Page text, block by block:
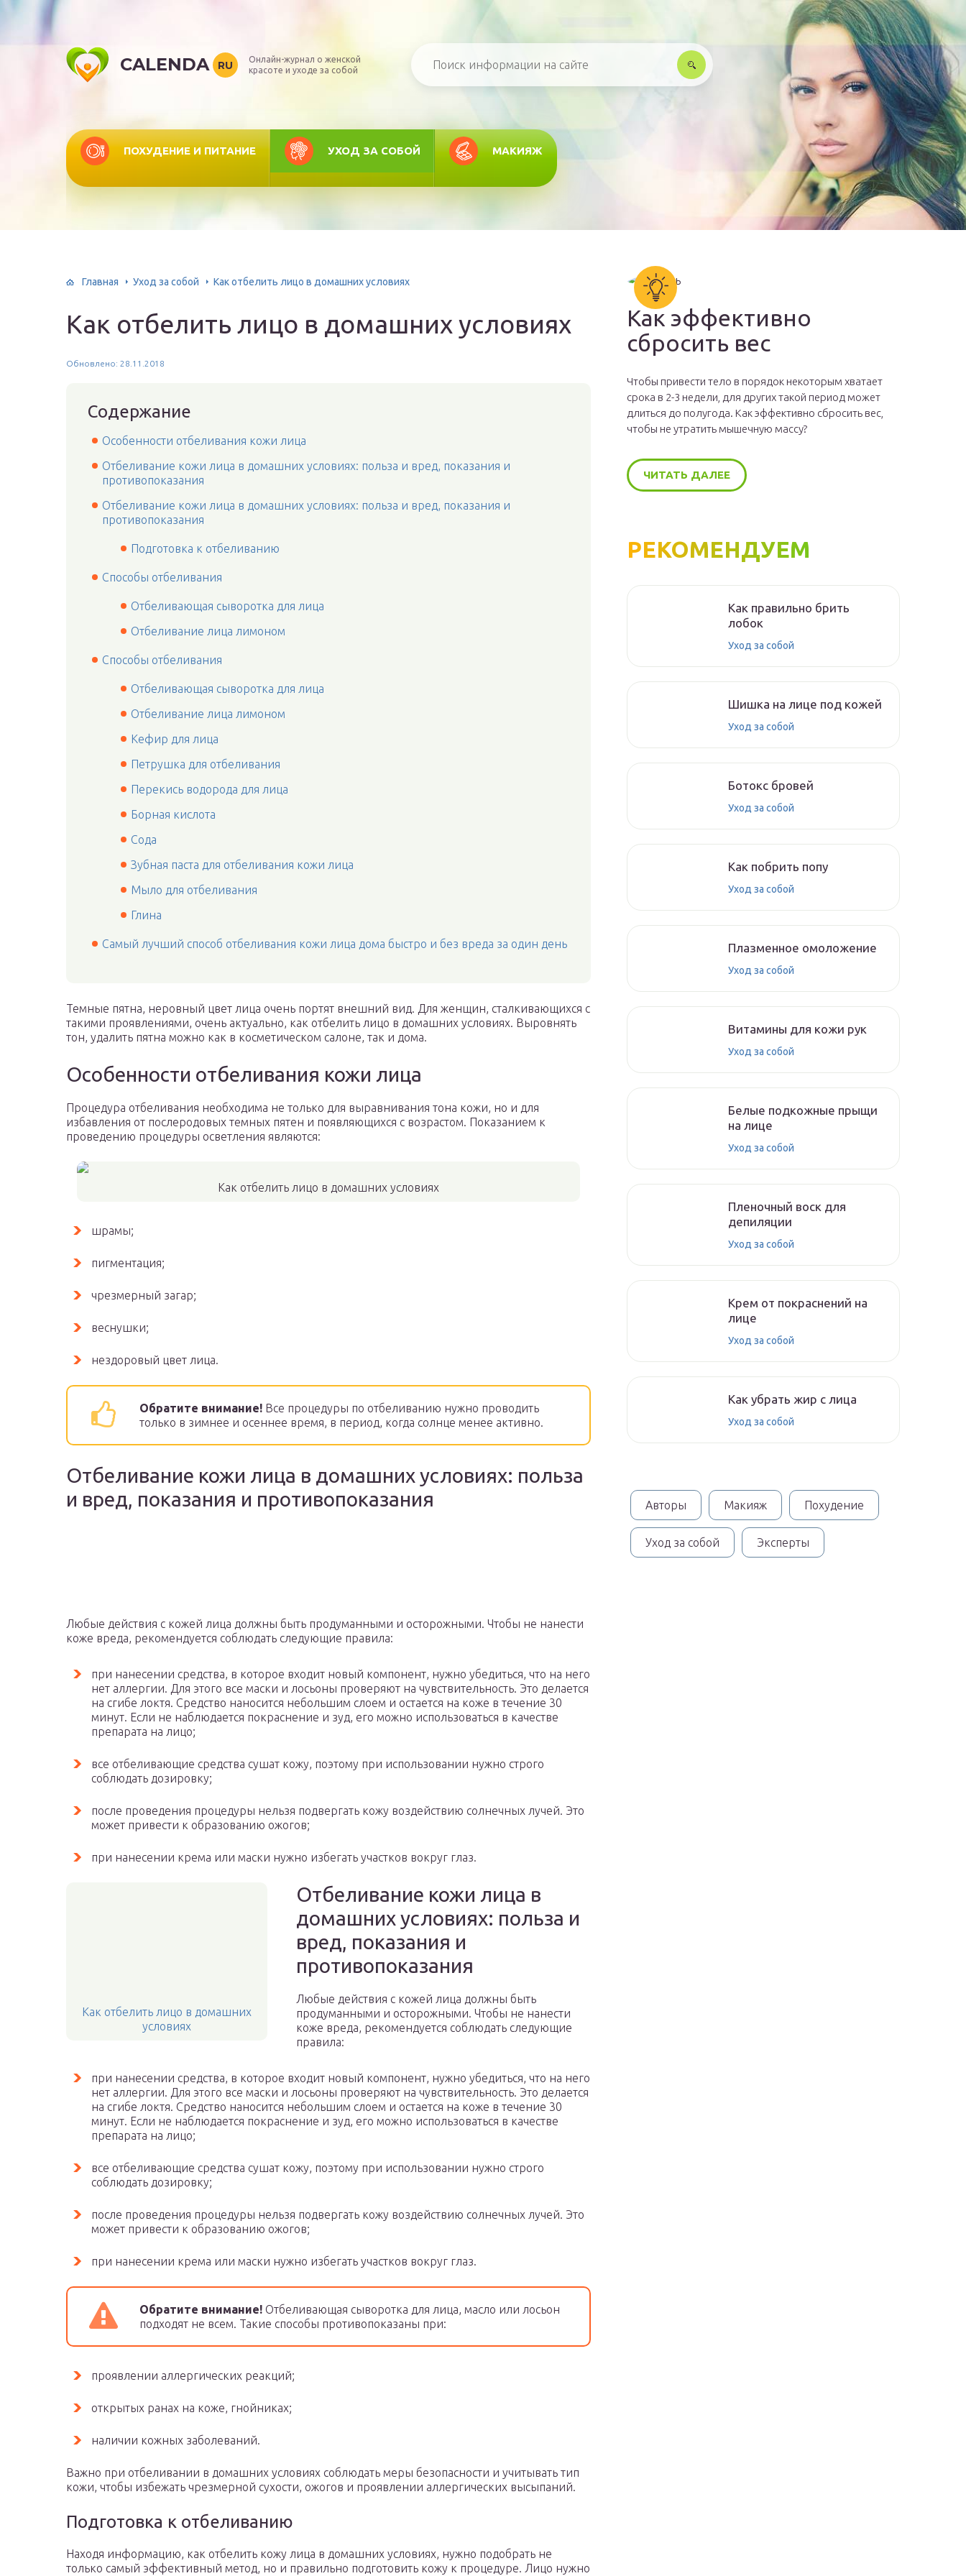
CALENDA RU
Онлайн-журнал о женской
красоте и уходе за собой
ПОХУДЕНИЕ И ПИТАНИЕ УХОД ЗА СОБОЙ МАКИЯЖ
Главная Уход за собой Как отбелить лицо в домашних условиях
Как отбелить лицо в домашних условиях
Обновлено: 28.11.2018
Содержание
Особенности отбеливания кожи лица
Отбеливание кожи лица в домашних условиях: польза и вред, показания и
противопоказания
Отбеливание кожи лица в домашних условиях: польза и вред, показания и
противопоказания
Подготовка к отбеливанию
Способы отбеливания
Отбеливающая сыворотка для лица
Отбеливание лица лимоном
Способы отбеливания
Отбеливающая сыворотка для лица
Отбеливание лица лимоном
Кефир для лица
Петрушка для отбеливания
Перекись водорода для лица
Борная кислота
Сода
Зубная паста для отбеливания кожи лица
Мыло для отбеливания
Глина
Самый лучший способ отбеливания кожи лица дома быстро и без вреда за один день
Темные пятна, неровный цвет лица очень портят внешний вид. Для женщин, сталкивающихся с
такими проявлениями, очень актуально, как отбелить лицо в домашних условиях. Выровнять
тон, удалить пятна можно как в косметическом салоне, так и дома.
Особенности отбеливания кожи лица
Процедура отбеливания необходима не только для выравнивания тона кожи, но и для
избавления от послеродовых темных пятен и появляющихся с возрастом. Показанием к
проведению процедуры осветления являются:
Как отбелить лицо в домашних условиях
шрамы;
пигментация;
чрезмерный загар;
веснушки;
нездоровый цвет лица.
Обратите внимание! Все процедуры по отбеливанию нужно проводить
только в зимнее и осеннее время, в период, когда солнце менее активно.
Отбеливание кожи лица в домашних условиях: польза
и вред, показания и противопоказания
Любые действия с кожей лица должны быть продуманными и осторожными. Чтобы не нанести
коже вреда, рекомендуется соблюдать следующие правила:
при нанесении средства, в которое входит новый компонент, нужно убедиться, что на него
нет аллергии. Для этого все маски и лосьоны проверяют на чувствительность. Это делается
на сгибе локтя. Средство наносится небольшим слоем и остается на коже в течение 30
минут. Если не наблюдается покраснение и зуд, его можно использоваться в качестве
препарата на лицо;
все отбеливающие средства сушат кожу, поэтому при использовании нужно строго
соблюдать дозировку;
после проведения процедуры нельзя подвергать кожу воздействию солнечных лучей. Это
может привести к образованию ожогов;
при нанесении крема или маски нужно избегать участков вокруг глаз.
Как отбелить лицо в домашних
условиях
Отбеливание кожи лица в
домашних условиях: польза и
вред, показания и
противопоказания
Любые действия с кожей лица должны быть
продуманными и осторожными. Чтобы не нанести
коже вреда, рекомендуется соблюдать следующие
правила:
при нанесении средства, в которое входит новый компонент, нужно убедиться, что на него
нет аллергии. Для этого все маски и лосьоны проверяют на чувствительность. Это делается
на сгибе локтя. Средство наносится небольшим слоем и остается на коже в течение 30
минут. Если не наблюдается покраснение и зуд, его можно использоваться в качестве
препарата на лицо;
все отбеливающие средства сушат кожу, поэтому при использовании нужно строго
соблюдать дозировку;
после проведения процедуры нельзя подвергать кожу воздействию солнечных лучей. Это
может привести к образованию ожогов;
при нанесении крема или маски нужно избегать участков вокруг глаз.
Обратите внимание! Отбеливающая сыворотка для лица, масло или лосьон
подходят не всем. Такие способы противопоказаны при:
проявлении аллергических реакций;
открытых ранах на коже, гнойниках;
наличии кожных заболеваний.
Важно при отбеливании в домашних условиях соблюдать меры безопасности и учитывать тип
кожи, чтобы избежать чрезмерной сухости, ожогов и проявлении аллергических высыпаний.
Подготовка к отбеливанию
Находя информацию, как отбелить кожу лица в домашних условиях, нужно подобрать не
только самый эффективный метод, но и правильно подготовить кожу к процедуре. Лицо нужно
Как эффективно
сбросить вес
Чтобы привести тело в порядок некоторым хватает
срока в 2-3 недели, для других такой период может
длиться до полугода. Как эффективно сбросить вес,
чтобы не утратить мышечную массу?
ЧИТАТЬ ДАЛЕЕ
РЕКОМЕНДУЕМ
Как правильно брить
лобок
Уход за собой
Шишка на лице под кожей
Уход за собой
Ботокс бровей
Уход за собой
Как побрить попу
Уход за собой
Плазменное омоложение
Уход за собой
Витамины для кожи рук
Уход за собой
Белые подкожные прыщи
на лице
Уход за собой
Пленочный воск для
депиляции
Уход за собой
Крем от покраснений на
лице
Уход за собой
Как убрать жир с лица
Уход за собой
Авторы Макияж Похудение
Уход за собой Эксперты